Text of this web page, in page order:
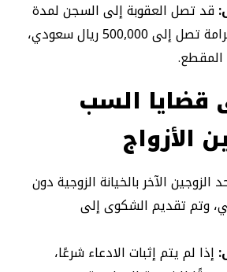
قد تصل العقوبة إلى السجن لمدة
عام واحد و/أو غرامة تصل إلى 500,000 ريال سعودي،
المقطع.
قضايا السب
الأزواج
الزوجين الآخر بالخيانة الزوجية دون
وتم تقديم الشكوى إلى
إذا لم يتم إثبات الادعاء شرعًا،